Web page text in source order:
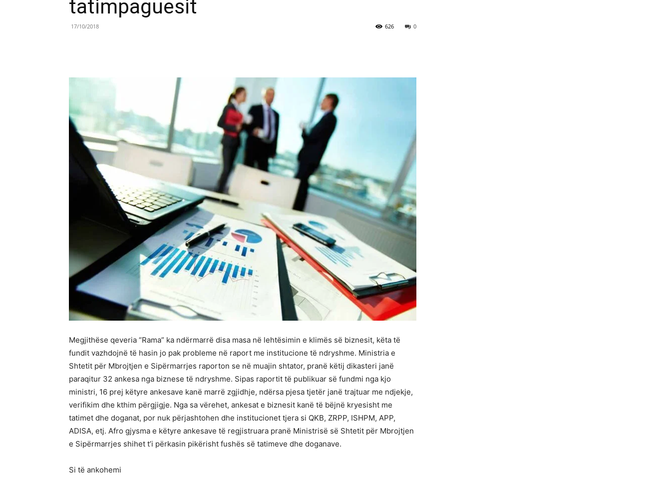
tatimpaguesit
17/10/2018 0
626
Megjithëse qeveria “Rama” ka ndërmarrë disa masa në lehtësimin e klimës së biznesit, këta të
fundit vazhdojnë të hasin jo pak probleme në raport me institucione të ndryshme. Ministria e
Shtetit për Mbrojtjen e Sipërmarrjes raporton se në muajin shtator, pranë këtij dikasteri janë
paraqitur 32 ankesa nga biznese të ndryshme. Sipas raportit të publikuar së fundmi nga kjo
ministri, 16 prej këtyre ankesave kanë marrë zgjidhje, ndërsa pjesa tjetër janë trajtuar me ndjekje,
verifikim dhe kthim përgjigje. Nga sa vërehet, ankesat e biznesit kanë të bëjnë kryesisht me
tatimet dhe doganat, por nuk përjashtohen dhe institucionet tjera si QKB, ZRPP, ISHPM, APP,
ADISA, etj. Afro gjysma e këtyre ankesave të regjistruara pranë Ministrisë së Shtetit për Mbrojtjen
e Sipërmarrjes shihet t’i përkasin pikërisht fushës së tatimeve dhe doganave.
Si të ankohemi